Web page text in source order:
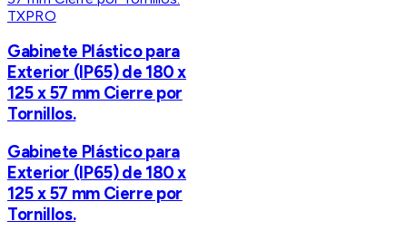
TXPRO
Gabinete Plástico para
Exterior (IP65) de 180 x
125 x 57 mm Cierre por
Tornillos.
Gabinete Plástico para
Exterior (IP65) de 180 x
125 x 57 mm Cierre por
Tornillos.